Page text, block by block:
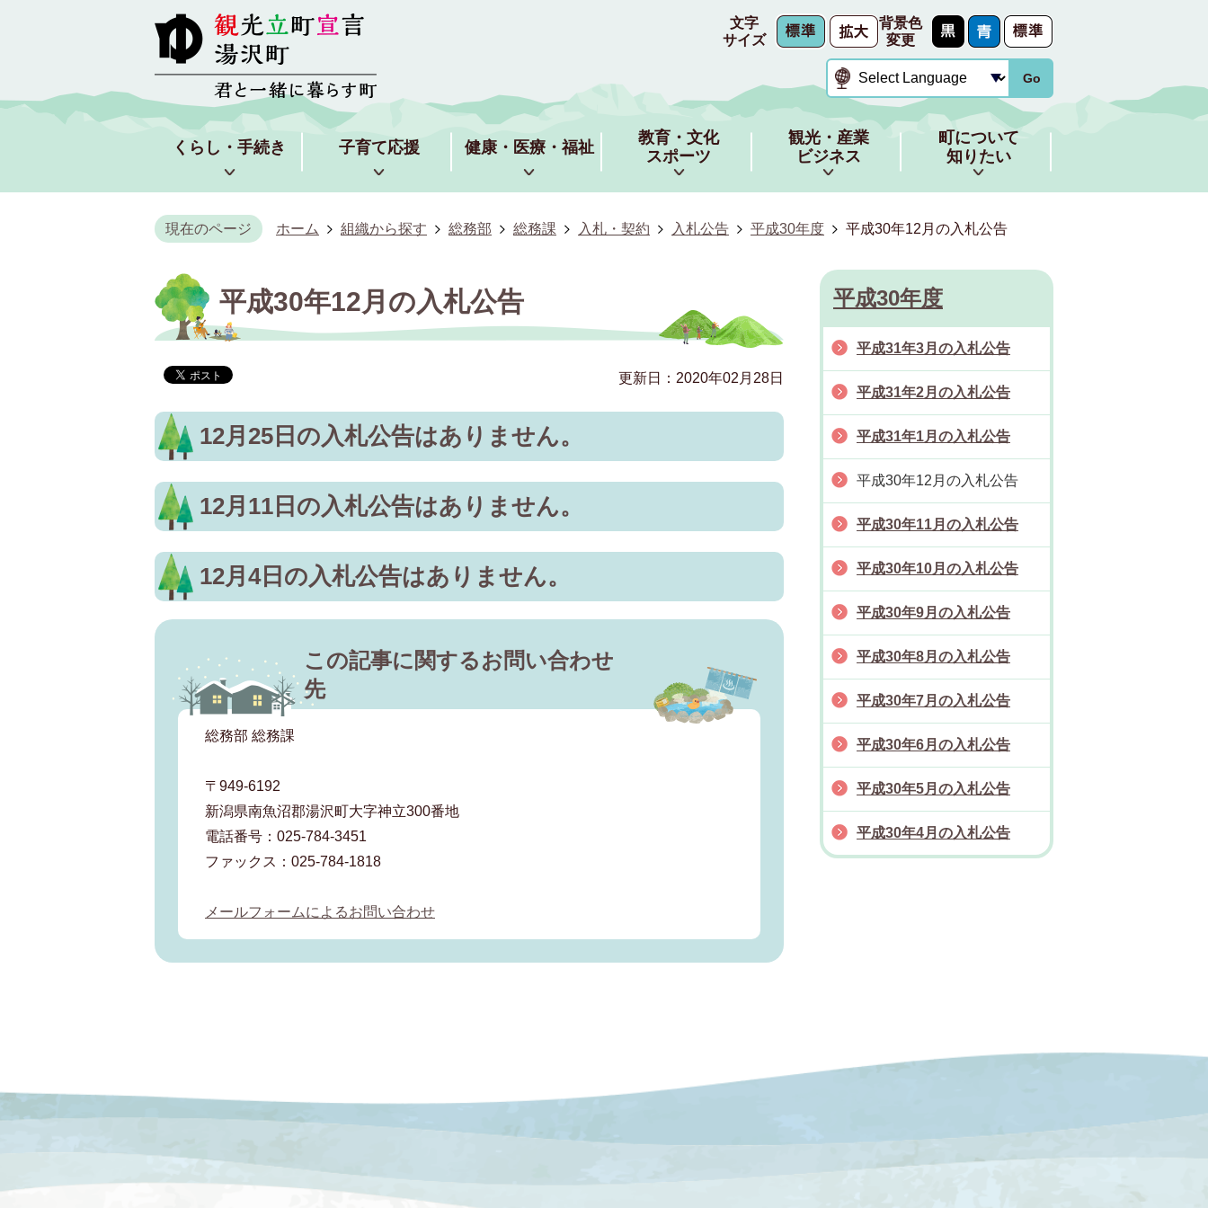
文字
サイズ
背景色
変更
Go
くらし・手続き 子育て応援 健康・医療・福祉
教育・文化
スポーツ
観光・産業
ビジネス
町について
知りたい
現在のページ ホーム 組織から探す 総務部 総務課 入札・契約 入札公告 平成30年度 平成30年12月の入札公告
平成30年12月の入札公告
更新日：2020年02月28日
12月25日の入札公告はありません。
12月11日の入札公告はありません。
12月4日の入札公告はありません。
この記事に関するお問い合わせ
先
総務部 総務課
〒949-6192
新潟県南魚沼郡湯沢町大字神立300番地
電話番号：025-784-3451
ファックス：025-784-1818
メールフォームによるお問い合わせ
平成30年度
平成31年3月の入札公告
平成31年2月の入札公告
平成31年1月の入札公告
平成30年12月の入札公告
平成30年11月の入札公告
平成30年10月の入札公告
平成30年9月の入札公告
平成30年8月の入札公告
平成30年7月の入札公告
平成30年6月の入札公告
平成30年5月の入札公告
平成30年4月の入札公告